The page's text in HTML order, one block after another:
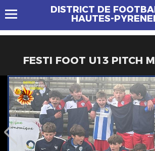
DISTRICT DE
HAUTES-
FESTI FOOT U13 PITCH